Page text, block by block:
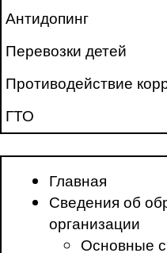
Антидопинг
Перевозки детей
Противодействие
ГТО
Главная
Сведения об
организации
Основные